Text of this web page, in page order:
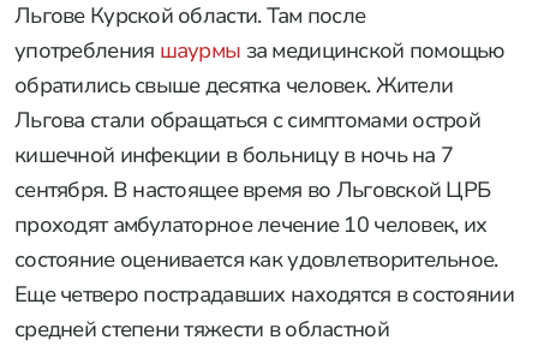
Льгове Курской области. Там после
употребления шаурмы за медицинской помощью
обратились свыше десятка человек. Жители
Льгова стали обращаться с симптомами острой
кишечной инфекции в больницу в ночь на 7
сентября. В настоящее время во Льговской ЦРБ
проходят амбулаторное лечение 10 человек, их
состояние оценивается как удовлетворительное.
Еще четверо пострадавших находятся в состоянии
средней степени тяжести в областной